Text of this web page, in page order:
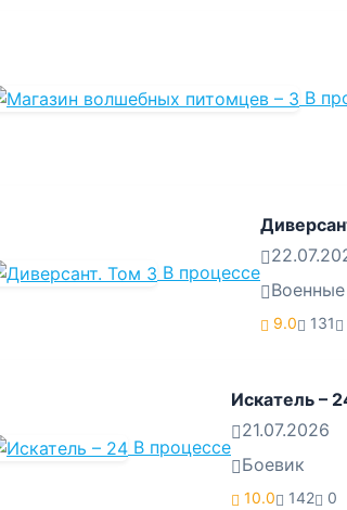
В
В процессе
Военные
9.0 131
В процессе
Искатель –
21.07.2026
Боевик
10.0 142 0